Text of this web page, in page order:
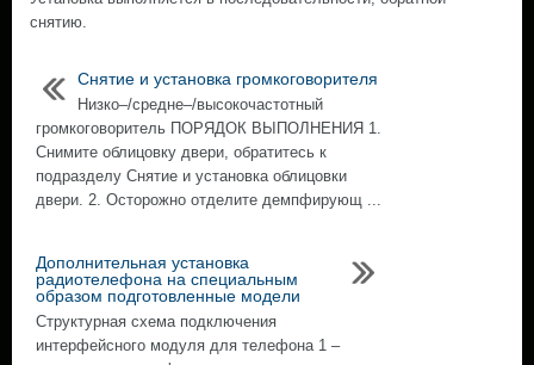
снятию.
Снятие и установка громкоговорителя
Низко–/средне–/высокочастотный
громкоговоритель ПОРЯДОК ВЫПОЛНЕНИЯ 1.
Снимите облицовку двери, обратитесь к
подразделу Снятие и установка облицовки
двери. 2. Осторожно отделите демпфирующ ...
Дополнительная установка
радиотелефона на специальным
образом подготовленные модели
Структурная схема подключения
интерфейсного модуля для телефона 1 –